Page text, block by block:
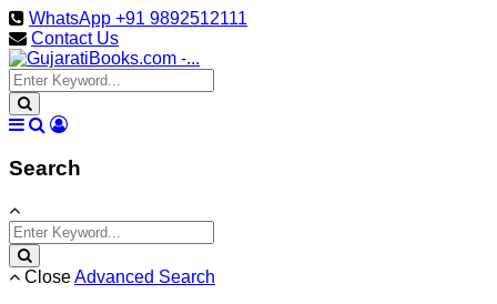
WhatsApp +91 9892512111
Contact Us
Search
CloseAdvanced Search